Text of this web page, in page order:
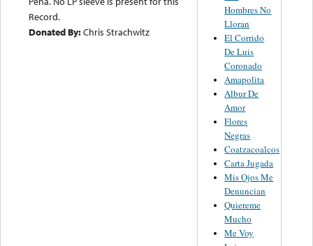
Record.
Donated By:Chris Strachwitz
Hombres No
Lloran
El Corrido
De Luis
Coronado
Amapolita
Albur De
Amor
Flores
Negras
Coatzacoalcos
Carta Jugada
Mis Ojos Me
Denuncian
Quiereme
Mucho
Me Voy